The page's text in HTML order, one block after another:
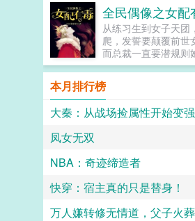
的一般，但我改得还
道什么叫边缘角色吗
算什么边缘角色啊！
存稿箱吐章节，偶尔
惕祖哥感情牌，他是
拉揪，随机掉落祖哥
注发言时间，精确到
简单尝试各种题材的
有各个题材，收收菜
富交换。说白了就是
户，她的钱进了他账
回！去！好消息对方
集团太子爷，多金，
坏消息这人脾气差，
算趁机和她来场合约
全民偶像之女配
从练习生到女子天团
爬，发誓要颠覆前世
而总裁一直要潜规则
未来影视歌巨星在作
本月排行榜
大秦：从战场捡属性开始变
凤女无双
NBA：奇迹缔造者
快穿：宿主真的只是替身！
万人嫌转修无情道，父子火葬